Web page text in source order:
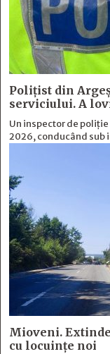
Polițist din
serviciului. A
Un inspector de
2026, conducând
Mioveni.
cu locuințe noi